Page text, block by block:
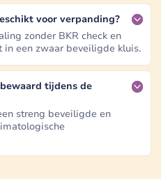
voor verpanding?
zonder BKR check en
een zwaar beveiligde kluis.
tijdens de
streng beveiligde en